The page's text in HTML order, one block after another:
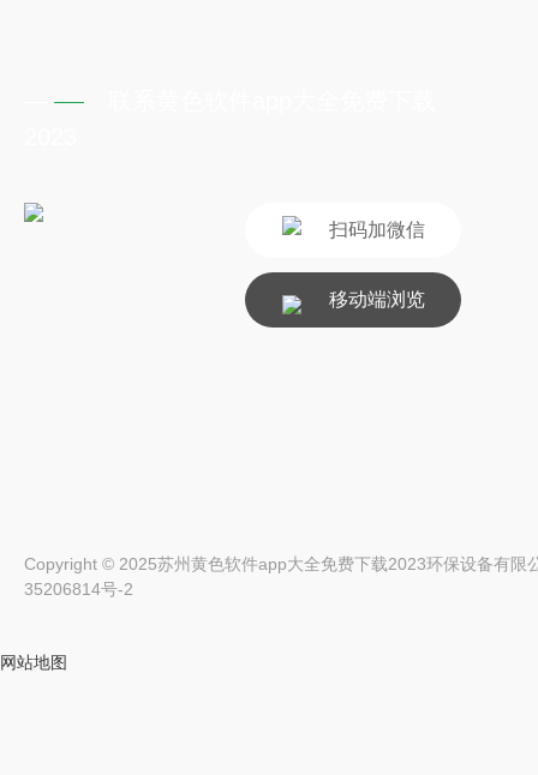
扫码加微信
移动端浏览
Copyright © 2025苏州黄色软件app大全免费下载2023环保设备有限
35206814号-2
网站地图